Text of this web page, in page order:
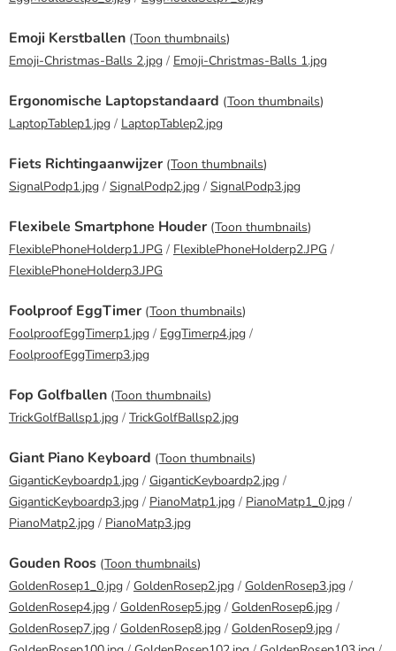
Emoji Kerstballen (Toon thumbnails)
Emoji-Christmas-Balls 2.jpg / Emoji-Christmas-Balls 1.jpg
Ergonomische Laptopstandaard (Toon thumbnails)
LaptopTablep1.jpg / LaptopTablep2.jpg
Fiets Richtingaanwijzer (Toon thumbnails)
SignalPodp1.jpg / SignalPodp2.jpg / SignalPodp3.jpg
Flexibele Smartphone Houder (Toon thumbnails)
FlexiblePhoneHolderp1.JPG / FlexiblePhoneHolderp2.JPG /
FlexiblePhoneHolderp3.JPG
Foolproof EggTimer (Toon thumbnails)
FoolproofEggTimerp1.jpg / EggTimerp4.jpg /
FoolproofEggTimerp3.jpg
Fop Golfballen (Toon thumbnails)
TrickGolfBallsp1.jpg / TrickGolfBallsp2.jpg
Giant Piano Keyboard (Toon thumbnails)
GiganticKeyboardp1.jpg / GiganticKeyboardp2.jpg /
GiganticKeyboardp3.jpg / PianoMatp1.jpg / PianoMatp1_0.jpg /
PianoMatp2.jpg / PianoMatp3.jpg
Gouden Roos (Toon thumbnails)
GoldenRosep1_0.jpg / GoldenRosep2.jpg / GoldenRosep3.jpg /
GoldenRosep4.jpg / GoldenRosep5.jpg / GoldenRosep6.jpg /
GoldenRosep7.jpg / GoldenRosep8.jpg / GoldenRosep9.jpg /